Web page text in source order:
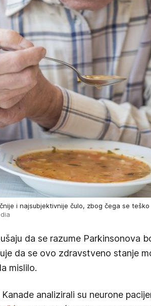
i najsubjektivnije čulo, zbog čega se
da se razume Parkinsonova
da se ovo zdravstveno stanje
mislilo.
analizirali su neurone